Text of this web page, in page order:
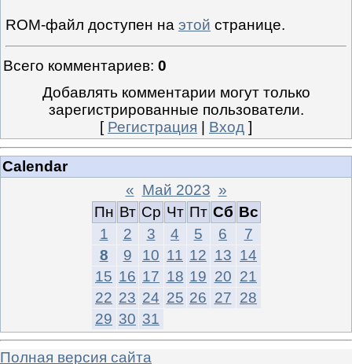
ROM-файл доступен на этой странице.
Всего комментариев: 0
Добавлять комментарии могут только
зарегистрированные пользователи.
[ Регистрация Вход ]
Calendar
« Май 2023 »
Пн Вт Ср Чт Пт Сб Вс
1
2 3 4 5 6
7
8
9 10 11 12 13 14
15 16 17 18 19 20 21
22 23 24 25 26 27 28
29 30 31
Полная версия сайта